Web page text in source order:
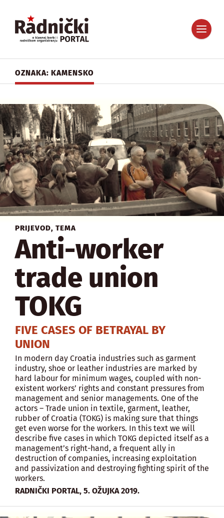
OZNAKA: KAMENSKO
PRIJEVOD, TEMA
Anti-worker
trade union
TOKG
FIVE CASES OF BETRAYAL BY
UNION
In modern day Croatia industries such as garment
industry, shoe or leather industries are marked by
hard labour for minimum wages, coupled with non-
existent workers’ rights and constant pressures from
management and senior managements. One of the
actors – Trade union in textile, garment, leather,
rubber of Croatia (TOKG) is making sure that things
get even worse for the workers. In this text we will
describe five cases in which TOKG depicted itself as a
management’s right-hand, a frequent ally in
destruction of companies, increasing exploitation
and passivization and destroying fighting spirit of the
workers.
RADNIČKI PORTAL, 5. OŽUJKA 2019.